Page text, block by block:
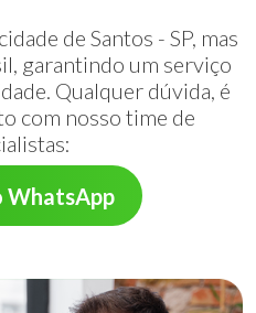
de Santos - SP, mas
garantindo um serviço
Qualquer dúvida, é
com nosso time de
WhatsApp